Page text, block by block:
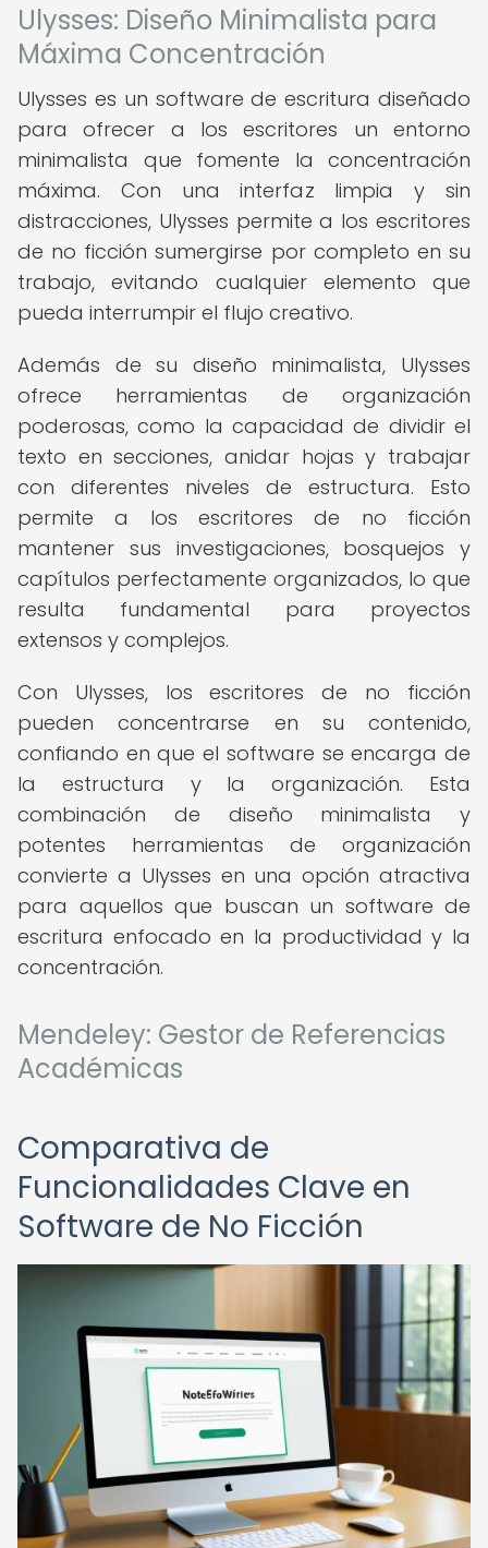
Ulysses: Diseño Minimalista para
Máxima Concentración
Ulysses es un software de escritura diseñado
para ofrecer a los escritores un entorno
minimalista que fomente la concentración
máxima. Con una interfaz limpia y sin
distracciones, Ulysses permite a los escritores
de no ficción sumergirse por completo en su
trabajo, evitando cualquier elemento que
pueda interrumpir el flujo creativo.
Además de su diseño minimalista, Ulysses
ofrece herramientas de organización
poderosas, como la capacidad de dividir el
texto en secciones, anidar hojas y trabajar
con diferentes niveles de estructura. Esto
permite a los escritores de no ficción
mantener sus investigaciones, bosquejos y
capítulos perfectamente organizados, lo que
resulta fundamental para proyectos
extensos y complejos.
Con Ulysses, los escritores de no ficción
pueden concentrarse en su contenido,
confiando en que el software se encarga de
la estructura y la organización. Esta
combinación de diseño minimalista y
potentes herramientas de organización
convierte a Ulysses en una opción atractiva
para aquellos que buscan un software de
escritura enfocado en la productividad y la
concentración.
Mendeley: Gestor de Referencias
Académicas
Comparativa de
Funcionalidades Clave en
Software de No Ficción